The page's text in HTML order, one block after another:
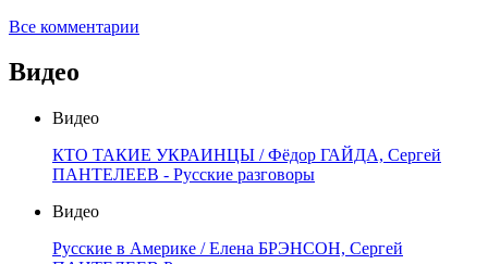
Все комментарии
Видео
Видео
КТО ТАКИЕ УКРАИНЦЫ / Фёдор ГАЙДА, Сергей
ПАНТЕЛЕЕВ - Русские разговоры
Видео
Русские в Америке / Елена БРЭНСОН, Сергей